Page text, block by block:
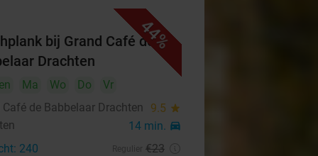
44%
bij Grand Café de
Drachten
Ma Wo Do
Vr
Café de Babbelaar Drachten
9.5 star
14 min. directions_car
240 €23